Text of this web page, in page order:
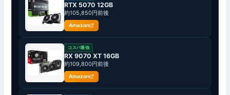
RTX 5070 12GB
約105,850円前後
Amazon
コスパ最強
RX 9070 XT 16GB
約109,800円前後
Amazon